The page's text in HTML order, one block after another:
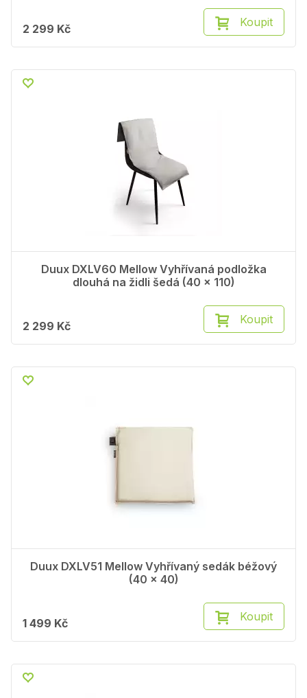
2 299 Kč Koupit
Duux DXLV60 Mellow Vyhřívaná podložka
dlouhá na židli šedá (40 x 110)
2 299 Kč Koupit
Duux DXLV51 Mellow Vyhřívaný sedák béžový
(40 x 40)
1 499 Kč Koupit